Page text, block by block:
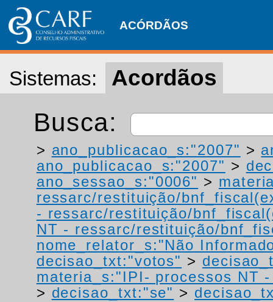
ACÓRDÃOS
Sistemas: Acordãos
Busca:
> ano_publicacao_s:"2007" >
ano_publicacao_s:"2007" >
ano_sessao_s:"0006" >
ressarc/restituição/
- ressarc/restituição/
NT - ressarc/restituição/
nome_relator_s:"Não
decisao_txt:"votos" >
materia_s:"IPI- processos NT
> decisao_txt:"se" >